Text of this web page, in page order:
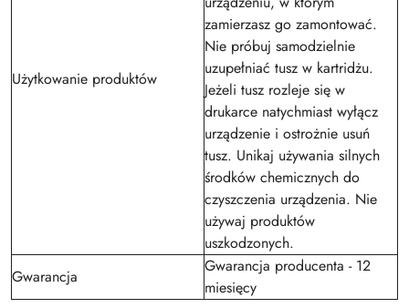
Użytkowanie produktów
zamierzasz go zamontować.
Nie próbuj samodzielnie
uzupełniać tusz w kartridżu.
Jeżeli tusz rozleje się w
drukarce natychmiast wyłącz
urządzenie i ostrożnie usuń
tusz. Unikaj używania silnych
środków chemicznych do
czyszczenia urządzenia. Nie
używaj produktów
uszkodzonych.
Gwarancja
Gwarancja producenta - 12
miesięcy